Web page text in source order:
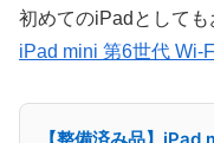
初めてのiPadとしても
iPad mini 第6世代 Wi-